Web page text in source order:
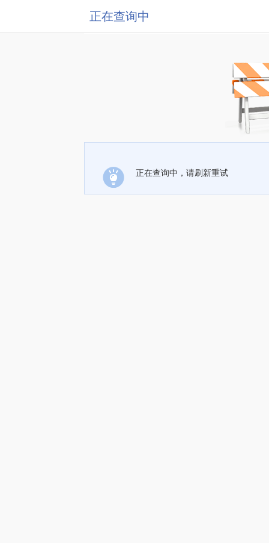
正在查询中
正在查询中，请刷新重试